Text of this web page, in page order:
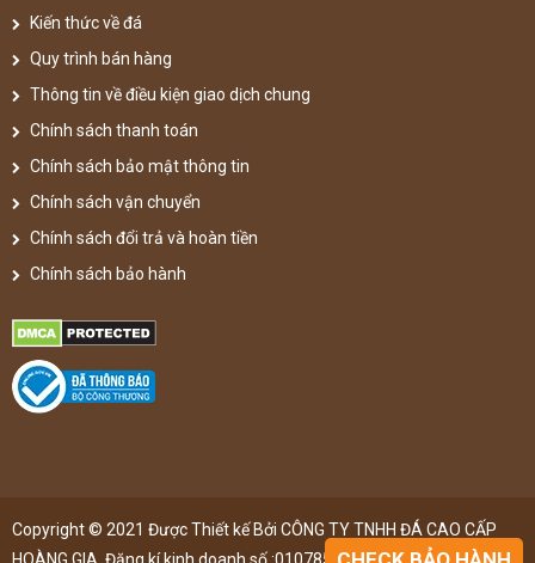
Kiến thức về đá
Quy trình bán hàng
Thông tin về điều kiện giao dịch chung
Chính sách thanh toán
Chính sách bảo mật thông tin
Chính sách vận chuyển
Chính sách đổi trả và hoàn tiền
Chính sách bảo hành
Copyright © 2021 Được Thiết kế Bởi CÔNG TY TNHH ĐÁ CAO CẤP